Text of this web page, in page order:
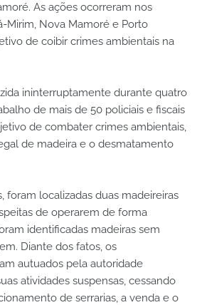
As ações ocorreram nos
Mirim, Nova Mamoré e Porto
de coibir crimes ambientais na
ininterruptamente durante quatro
de mais de 50 policiais e fiscais
de combater crimes ambientais,
de madeira e o desmatamento
foram localizadas duas madeireiras
de operarem de forma
identificadas madeiras sem
Diante dos fatos, os
autuados pela autoridade
atividades suspensas, cessando
de serrarias, a venda e o